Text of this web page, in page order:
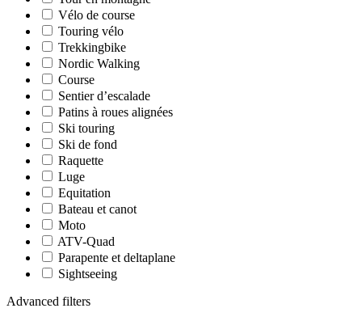
Vélo de course
Touring vélo
Trekkingbike
Nordic Walking
Course
Sentier d’escalade
Patins à roues alignées
Ski touring
Ski de fond
Raquette
Luge
Equitation
Bateau et canot
Moto
ATV-Quad
Parapente et deltaplane
Sightseeing
Advanced filters